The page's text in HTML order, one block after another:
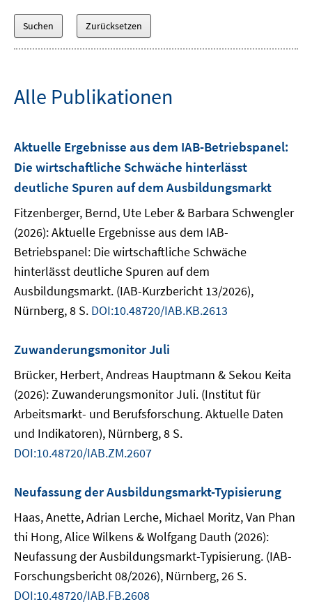
Alle Publikationen
Aktuelle Ergebnisse aus dem IAB-Betriebspanel:
Die wirtschaftliche Schwäche hinterlässt
deutliche Spuren auf dem Ausbildungsmarkt
Fitzenberger, Bernd, Ute Leber & Barbara Schwengler
(2026): Aktuelle Ergebnisse aus dem IAB-
Betriebspanel: Die wirtschaftliche Schwäche
hinterlässt deutliche Spuren auf dem
Ausbildungsmarkt. (IAB-Kurzbericht 13/2026),
Nürnberg, 8 S. DOI:10.48720/IAB.KB.2613
Zuwanderungsmonitor Juli
Brücker, Herbert, Andreas Hauptmann & Sekou Keita
(2026): Zuwanderungsmonitor Juli. (Institut für
Arbeitsmarkt- und Berufsforschung. Aktuelle Daten
und Indikatoren), Nürnberg, 8 S.
DOI:10.48720/IAB.ZM.2607
Neufassung der Ausbildungsmarkt-Typisierung
Haas, Anette, Adrian Lerche, Michael Moritz, Van Phan
thi Hong, Alice Wilkens & Wolfgang Dauth (2026):
Neufassung der Ausbildungsmarkt-Typisierung. (IAB-
Forschungsbericht 08/2026), Nürnberg, 26 S.
DOI:10.48720/IAB.FB.2608